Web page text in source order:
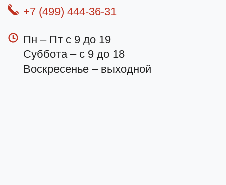
+7 (499) 444-36-31
Пн – Пт с 9 до 19
Суббота – с 9 до 18
Воскресенье – выходной